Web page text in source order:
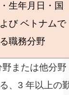
・生年月日・国
び ベトナムで
職務分野
野または他分野
、3年以上の